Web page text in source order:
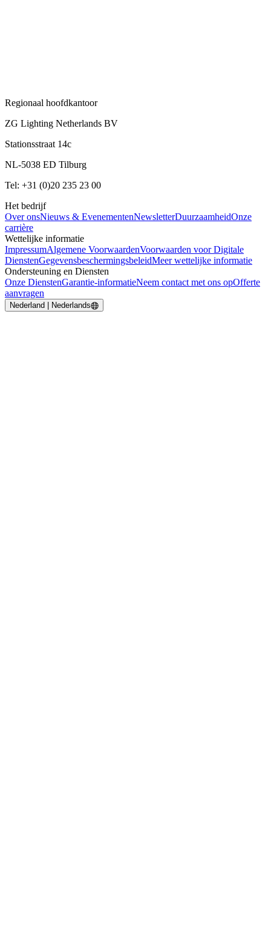
Regionaal hoofdkantoor
ZG Lighting Netherlands BV
Stationsstraat 14c
NL-5038 ED Tilburg
Tel: +31 (0)20 235 23 00
Het bedrijf
Over onsNieuws & EvenementenNewsletterDuurzaamheidOnze
carrière
Wettelijke informatie
ImpressumAlgemene VoorwaardenVoorwaarden voor Digitale
DienstenGegevensbeschermingsbeleidMeer wettelijke informatie
Ondersteuning en Diensten
Onze DienstenGarantie-informatieNeem contact met ons opOfferte
aanvragen
Nederland | Nederlands